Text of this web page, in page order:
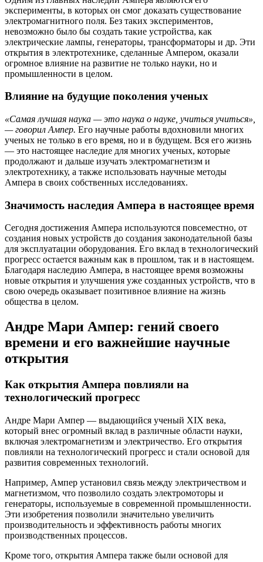
эксперименты, в которых он смог доказать существование
электромагнитного поля. Без таких экспериментов,
невозможно было бы создать такие устройства, как
электрические лампы, генераторы, трансформаторы и др. Эти
открытия в электротехнике, сделанные Ампером, оказали
огромное влияние на развитие не только науки, но и
промышленности в целом.
Влияние на будущие поколения ученых
«Самая лучшая наука — это наука о науке, учиться учиться»,
— говорил Ампер. Его научные работы вдохновили многих
ученых не только в его время, но и в будущем. Вся его жизнь
— это настоящее наследие для многих ученых, которые
продолжают и дальше изучать электромагнетизм и
электротехнику, а также использовать научные методы
Ампера в своих собственных исследованиях.
Значимость наследия Ампера в настоящее время
Сегодня достижения Ампера используются повсеместно, от
создания новых устройств до создания законодательной базы
для эксплуатации оборудования. Его вклад в технологический
прогресс остается важным как в прошлом, так и в настоящем.
Благодаря наследию Ампера, в настоящее время возможны
новые открытия и улучшения уже созданных устройств, что в
свою очередь оказывает позитивное влияние на жизнь
общества в целом.
Андре Мари Ампер: гений своего
времени и его важнейшие научные
открытия
Как открытия Ампера повлияли на
технологический прогресс
Андре Мари Ампер — выдающийся ученый XIX века,
который внес огромный вклад в различные области науки,
включая электромагнетизм и электричество. Его открытия
повлияли на технологический прогресс и стали основой для
развития современных технологий.
Например, Ампер установил связь между электричеством и
магнетизмом, что позволило создать электромоторы и
генераторы, используемые в современной промышленности.
Эти изобретения позволили значительно увеличить
производительность и эффективность работы многих
производственных процессов.
Кроме того, открытия Ампера также были основой для